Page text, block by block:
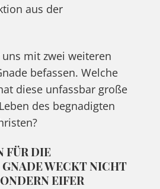
aus der
mit zwei weiteren
befassen. Welche
diese unfassbar große
des begnadigten
FÜR DIE
WECKT NICHT
EIFER